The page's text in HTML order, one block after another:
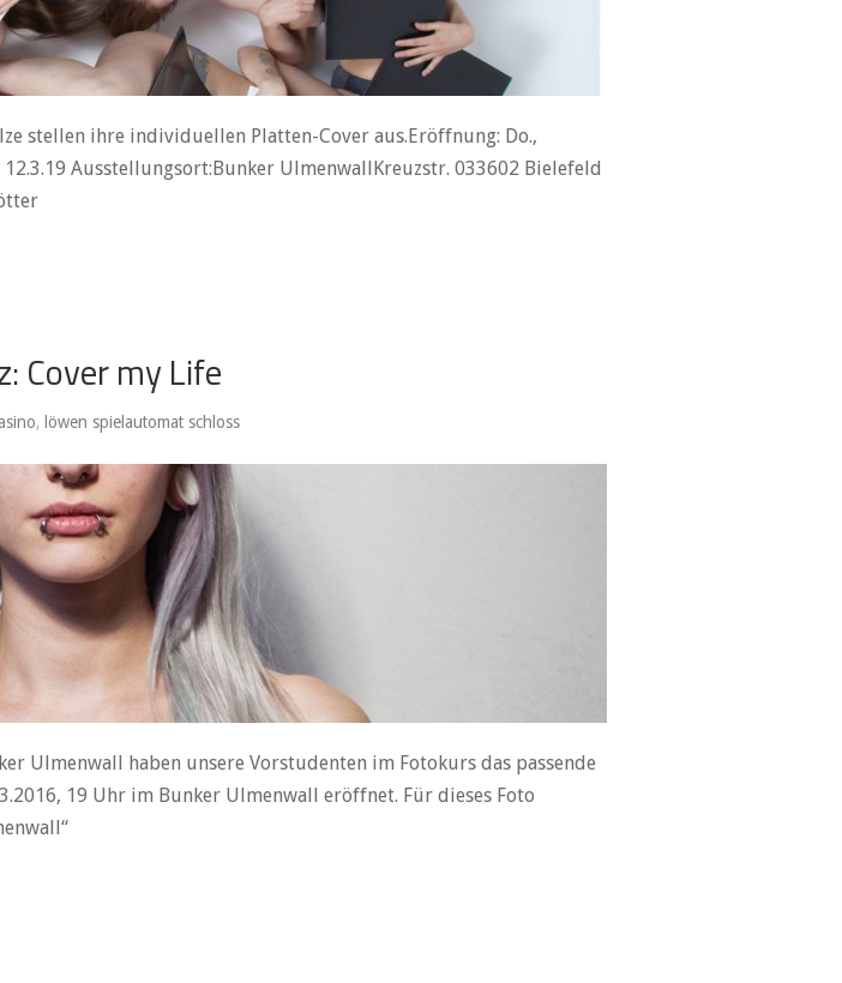
stellen ihre individuellen Platten-Cover aus.Eröffnung: Do.,
Ausstellungsort:Bunker UlmenwallKreuzstr. 033602 Bielefeld
Cover my Life
, löwen spielautomat schloss
Ulmenwall haben unsere Vorstudenten im Fotokurs das passende
19 Uhr im Bunker Ulmenwall eröffnet. Für dieses Foto